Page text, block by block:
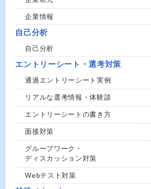
企業情報
自己分析
自己分析
エントリーシート・選考対策
通過エントリーシート実例
リアルな選考情報・体験談
エントリーシートの書き方
面接対策
グループワーク・
ディスカッション対策
Webテスト対策